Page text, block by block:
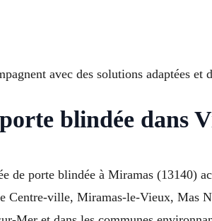
avec des solutions adaptées et
blindée dans
de porte blindée à Miramas (13140)
Centre-ville, Miramas-le-Vieux, Mas